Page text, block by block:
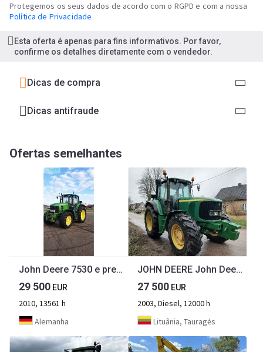
Protegemos os seus dados de acordo com o RGPD e com a nossa
Política de Privacidade
Esta oferta é apenas para fins informativos. Por favor,
confirme os detalhes diretamente com o vendedor.
Dicas de compra
Dicas antifraude
Ofertas semelhantes
John Deere 7530 e premium
29 500 EUR
2010, 13561 h
Alemanha
JOHN DEERE John Deere 6820,PQ
27 500 EUR
2003, Diesel, 12000 h
Lituânia, Tauragės